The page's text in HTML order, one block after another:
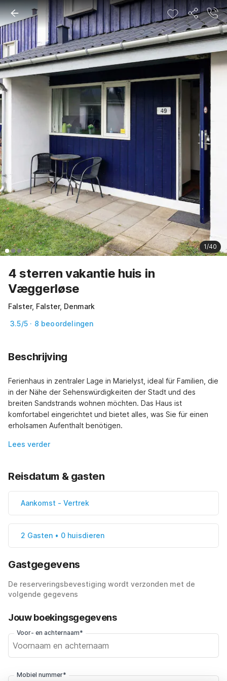
1/40
4 sterren vakantie huis in
Væggerløse
Falster, Falster, Denmark
3.5/5 · 8 beoordelingen
Beschrijving
Ferienhaus in zentraler Lage in Marielyst, ideal für Familien, die
in der Nähe der Sehenswürdigkeiten der Stadt und des
breiten Sandstrands wohnen möchten. Das Haus ist
komfortabel eingerichtet und bietet alles, was Sie für einen
erholsamen Aufenthalt benötigen.
Lees verder
Reisdatum & gasten
Aankomst - Vertrek
2 Gasten • 0 huisdieren
Gastgegevens
De reserveringsbevestiging wordt verzonden met de
volgende gegevens
Jouw boekingsgegevens
Voor- en achternaam*
Mobiel nummer*